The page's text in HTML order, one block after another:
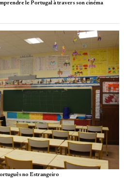
le Portugal à travers son cinéma
no Estrangeiro